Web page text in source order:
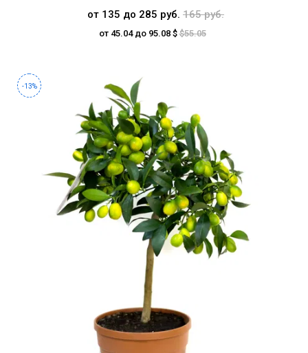
от 135 до 285 руб. 165 руб.
от 45.04 до 95.08 $$55.05
-13%